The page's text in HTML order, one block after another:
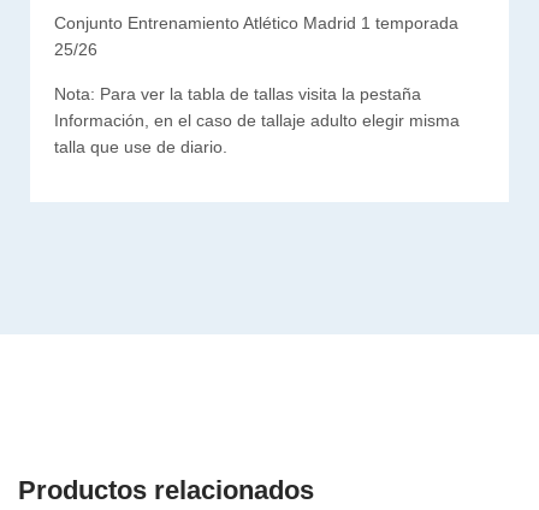
Conjunto Entrenamiento Atlético Madrid 1 temporada
25/26
Nota: Para ver la tabla de tallas visita la pestaña
Información, en el caso de tallaje adulto elegir misma
talla que use de diario.
Productos relacionados